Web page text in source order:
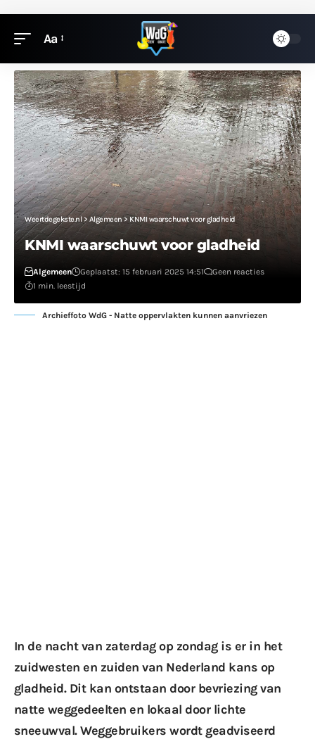
Aa
Weertdegekste.nl > Algemeen> KNMI waarschuwt voor gladheid
KNMI waarschuwt voor gladheid
Algemeen Geplaatst: 15 februari 2025 14:51
Geen reacties
1 min. leestijd
Archieffoto WdG - Natte oppervlakten kunnen aanvriezen
In de nacht van zaterdag op zondag is er in het
zuidwesten en zuiden van Nederland kans op
gladheid. Dit kan ontstaan door bevriezing van
natte weggedeelten en lokaal door lichte
sneeuwval. Weggebruikers wordt geadviseerd